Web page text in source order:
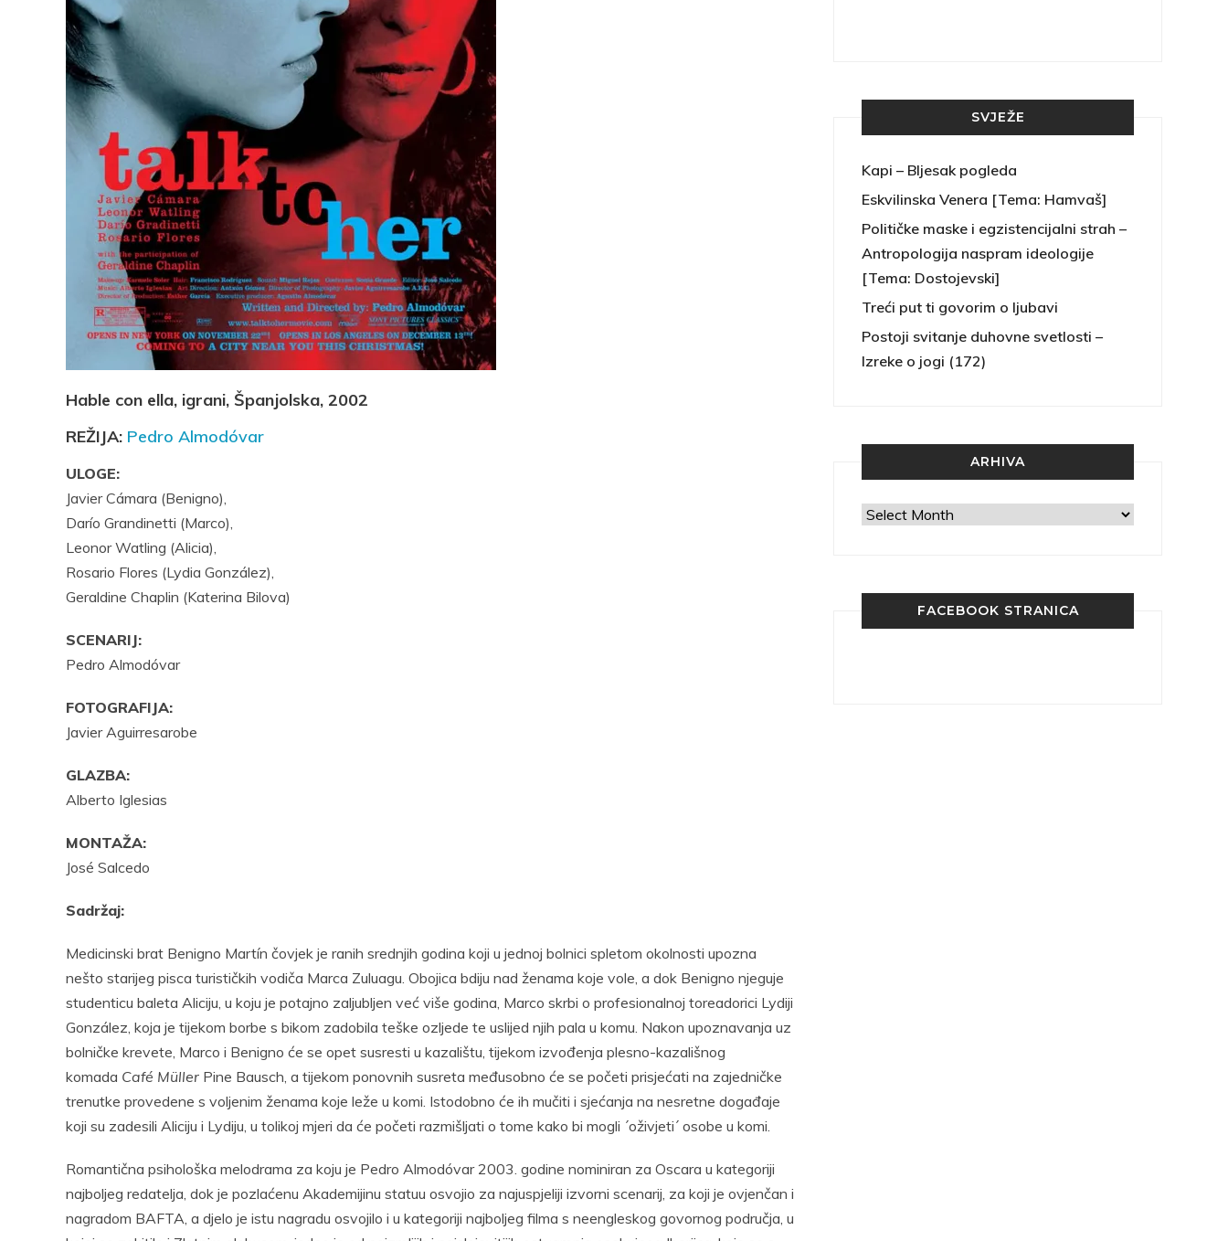
Hable con ella, igrani, Španjolska, 2002
REŽIJA: Pedro Almodóvar
ULOGE:
Javier Cámara (Benigno),
Darío Grandinetti (Marco),
Leonor Watling (Alicia),
Rosario Flores (Lydia González),
Geraldine Chaplin (Katerina Bilova)
SCENARIJ:
Pedro Almodóvar
FOTOGRAFIJA:
Javier Aguirresarobe
GLAZBA:
Alberto Iglesias
MONTAŽA:
José Salcedo
Sadržaj:
Medicinski brat Benigno Martín čovjek je ranih srednjih godina koji u jednoj bolnici spletom okolnosti upozna
nešto starijeg pisca turističkih vodiča Marca Zuluagu. Obojica bdiju nad ženama koje vole, a dok Benigno njeguje
studenticu baleta Aliciju, u koju je potajno zaljubljen već više godina, Marco skrbi o profesionalnoj toreadorici Lydiji
González, koja je tijekom borbe s bikom zadobila teške ozljede te uslijed njih pala u komu. Nakon upoznavanja uz
bolničke krevete, Marco i Benigno će se opet susresti u kazalištu, tijekom izvođenja plesno-kazališnog
komada Café Müller Pine Bausch, a tijekom ponovnih susreta međusobno će se početi prisjećati na zajedničke
trenutke provedene s voljenim ženama koje leže u komi. Istodobno će ih mučiti i sjećanja na nesretne događaje
koji su zadesili Aliciju i Lydiju, u tolikoj mjeri da će početi razmišljati o tome kako bi mogli ´oživjeti´ osobe u komi.
Romantična psihološka melodrama za koju je Pedro Almodóvar 2003. godine nominiran za Oscara u kategoriji
najboljeg redatelja, dok je pozlaćenu Akademijinu statuu osvojio za najuspjeliji izvorni scenarij, za koji je ovjenčan i
nagradom BAFTA, a djelo je istu nagradu osvojilo i u kategoriji najboljeg filma s neengleskog govornog područja, u
Pocket
Email
SVJEŽE
Kapi – Bljesak pogleda
Eskvilinska Venera [Tema: Hamvaš]
Političke maske i egzistencijalni strah –
Antropologija naspram ideologije
[Tema: Dostojevski]
Treći put ti govorim o ljubavi
Postoji svitanje duhovne svetlosti –
Izreke o jogi (172)
ARHIVA
Arhiva
FACEBOOK STRANICA